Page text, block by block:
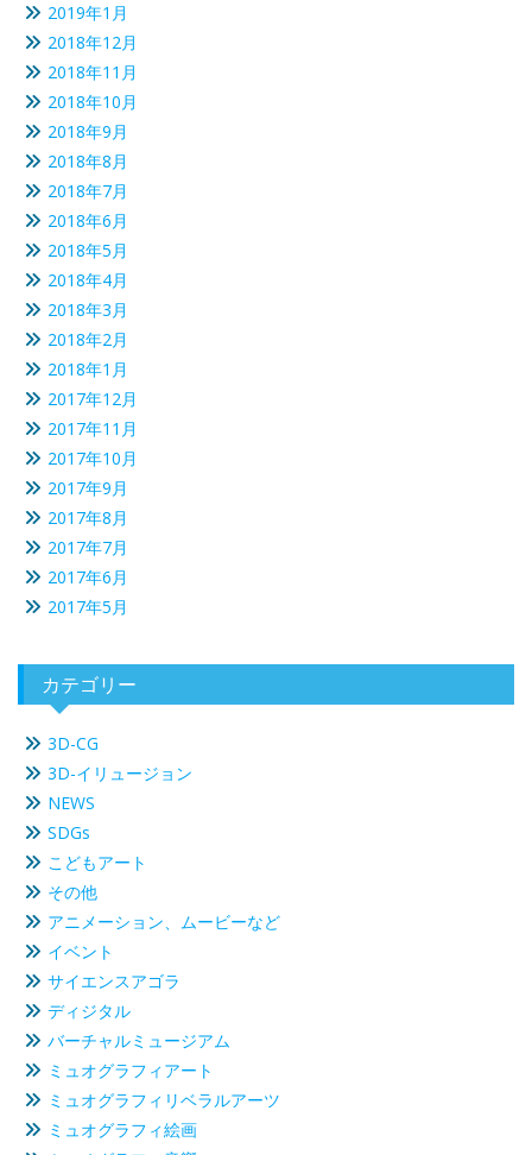
2019年1月
2018年12月
2018年11月
2018年10月
2018年9月
2018年8月
2018年7月
2018年6月
2018年5月
2018年4月
2018年3月
2018年2月
2018年1月
2017年12月
2017年11月
2017年10月
2017年9月
2017年8月
2017年7月
2017年6月
2017年5月
カテゴリー
3D-CG
3D-イリュージョン
NEWS
SDGs
こどもアート
その他
アニメーション、ムービーなど
イベント
サイエンスアゴラ
ディジタル
バーチャルミュージアム
ミュオグラフィアート
ミュオグラフィリベラルアーツ
ミュオグラフィ絵画